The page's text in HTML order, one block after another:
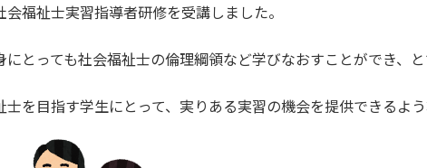
会福祉士実習指導者研修を受講しました。
にとっても社会福祉士の倫理綱領など学びなおすことができ、と
士を目指す学生にとって、実りある実習の機会を提供できるよう